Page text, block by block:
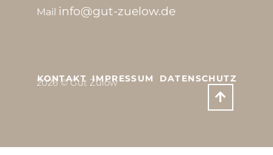
Mail info@gut-zuelow.de
KONTAKT IMPRESSUM DATENSCHUTZ
2026 © Gut Zülow